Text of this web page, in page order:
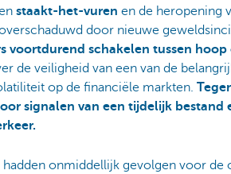
staakt-het-vuren en de heropening
door nieuwe
voortdurend schakelen tussen
de veiligheid van een van de
op de financiële markten.
signalen van een tijdelijk
onmiddellijk gevolgen voor de